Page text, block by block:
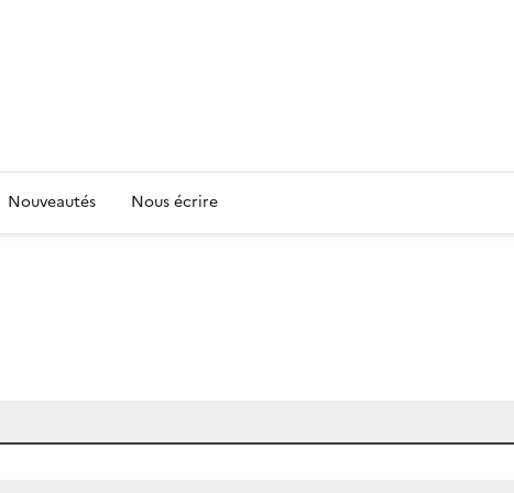
Nouveautés Nous écrire